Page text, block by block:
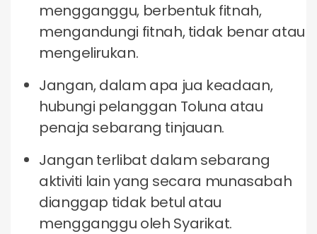
mengganggu, berbentuk fitnah,
mengandungi fitnah, tidak benar atau
mengelirukan.
Jangan, dalam apa jua keadaan,
hubungi pelanggan Toluna atau
penaja sebarang tinjauan.
Jangan terlibat dalam sebarang
aktiviti lain yang secara munasabah
dianggap tidak betul atau
mengganggu oleh Syarikat.